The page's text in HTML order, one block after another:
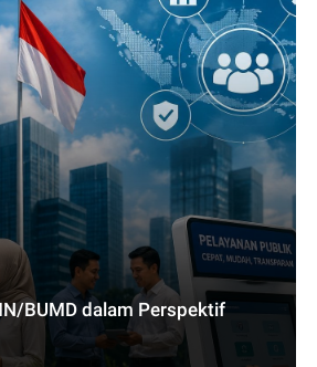
BUMD dalam Perspektif